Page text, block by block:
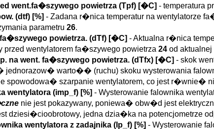
went.fa�szywego powietrza (Tpf) [�C] - temperatura
(dtf) [%] - Zadana r�nica temperatur na wentylatorze
parametru 26.
powietrza. (dTf) [�C] - Aktualna r�nica
wentylatorem fa�szywego powietrza 24 od aktualnej
na went. fa�szywego powietrza. (dTfx) [�C] - skok
jednorazow� warto�� (ruchu) skoku wysterowania
szarpanie wentylatorem, co jest r�wnie�
wentylatora (imp_f) [%] - Wysterowanie falownika
nie jest pokazywany, poniewa� obw�d jest
dziesi�cioobrotowy, jedna dzia�ka na potencjometrze
wentylatora z zadajnika ( Ip_f) [%] - Wysterowanie